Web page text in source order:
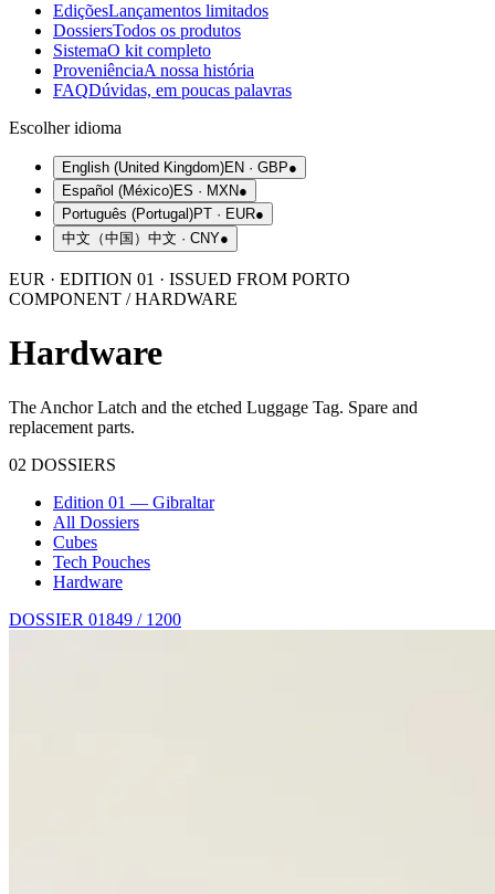
EdiçõesLançamentos limitados
DossiersTodos os produtos
SistemaO kit completo
ProveniênciaA nossa história
FAQDúvidas, em poucas palavras
Escolher idioma
English (United Kingdom)EN · GBP●
Español (México)ES · MXN●
Português (Portugal)PT · EUR●
中文（中国） 中文 · CNY●
EUR · EDITION 01 · ISSUED FROM PORTO
COMPONENT / HARDWARE
Hardware
The Anchor Latch and the etched Luggage Tag. Spare and
replacement parts.
02 DOSSIERS
Edition 01 — Gibraltar
All Dossiers
Cubes
Tech Pouches
Hardware
DOSSIER 01849 / 1200